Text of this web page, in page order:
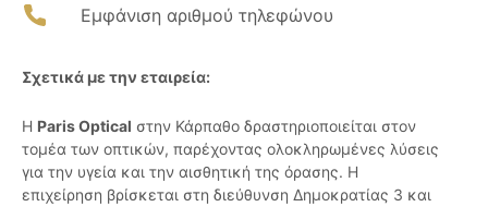
Εμφάνιση αριθμού τηλεφώνου
Σχετικά με την εταιρεία:
Η Paris Optical στην Κάρπαθο δραστηριοποιείται στον
τομέα των οπτικών, παρέχοντας ολοκληρωμένες λύσεις
για την υγεία και την αισθητική της όρασης. Η
επιχείρηση βρίσκεται στη διεύθυνση Δημοκρατίας 3 και